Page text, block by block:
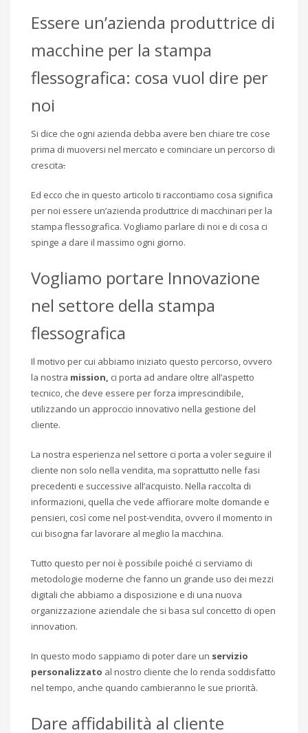
Essere un’azienda produttrice di
macchine per la stampa
flessografica: cosa vuol dire per
noi
Si dice che ogni azienda debba avere ben chiare tre cose
prima di muoversi nel mercato e cominciare un percorso di
crescita.
Ed ecco che in questo articolo ti raccontiamo cosa significa
per noi essere un’azienda produttrice di macchinari per la
stampa flessografica. Vogliamo parlare di noi e di cosa ci
spinge a dare il massimo ogni giorno.
Vogliamo portare Innovazione
nel settore della stampa
flessografica
Il motivo per cui abbiamo iniziato questo percorso, ovvero
la nostra mission, ci porta ad andare oltre all’aspetto
tecnico, che deve essere per forza imprescindibile,
utilizzando un approccio innovativo nella gestione del
cliente.
La nostra esperienza nel settore ci porta a voler seguire il
cliente non solo nella vendita, ma soprattutto nelle fasi
precedenti e successive all’acquisto. Nella raccolta di
informazioni, quella che vede affiorare molte domande e
pensieri, così come nel post-vendita, ovvero il momento in
cui bisogna far lavorare al meglio la macchina.
Tutto questo per noi è possibile poiché ci serviamo di
metodologie moderne che fanno un grande uso dei mezzi
digitali che abbiamo a disposizione e di una nuova
organizzazione aziendale che si basa sul concetto di open
innovation.
In questo modo sappiamo di poter dare un servizio
personalizzato al nostro cliente che lo renda soddisfatto
nel tempo, anche quando cambieranno le sue priorità.
Dare affidabilità al cliente